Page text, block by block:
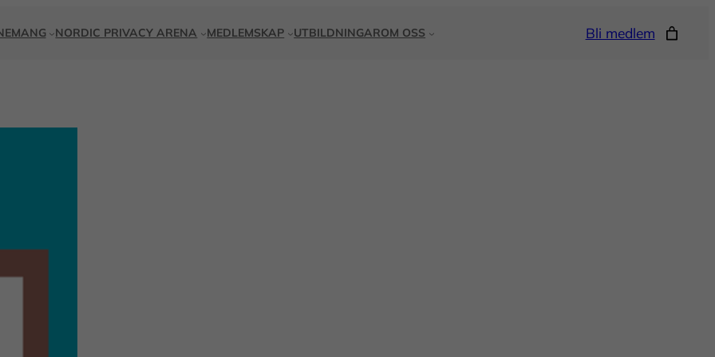
NORDIC PRIVACY ARENA MEDLEMSKAP UTBILDNINGAROM OSS Bli medlem